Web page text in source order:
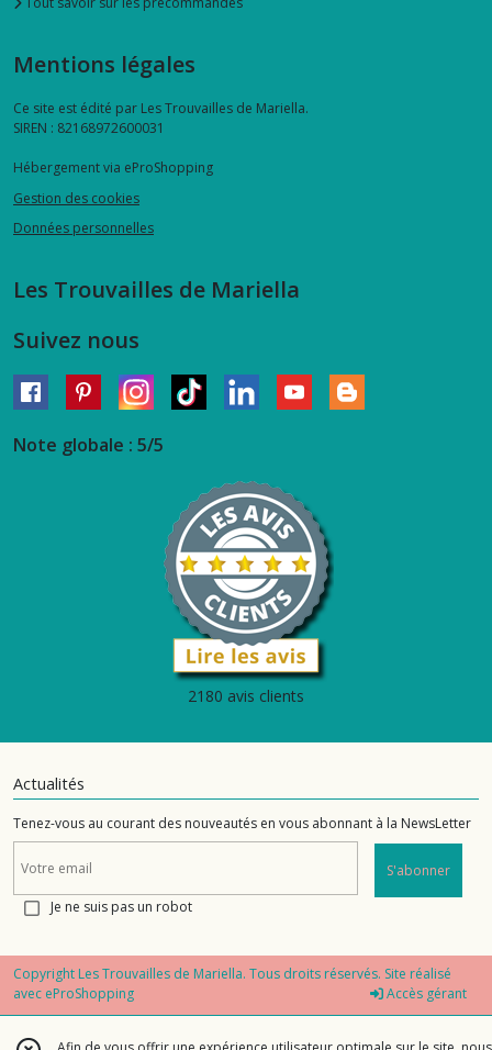
Mentions légales
Ce site est édité par Les Trouvailles de Mariella.
SIREN : 82168972600031
Hébergement via eProShopping
Gestion des cookies
Données personnelles
Les Trouvailles de Mariella
Suivez nous
Note globale : 5/5
2180 avis clients
Actualités
Tenez-vous au courant des nouveautés en vous abonnant à la NewsLetter
S'abonner
Je ne suis pas un robot
Copyright Les Trouvailles de Mariella. Tous droits réservés. Site réalisé
avec eProShopping Accès gérant